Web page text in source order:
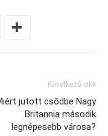
Következő cikk
jutott csődbe Nagy
Britannia második
legnépesebb városa?